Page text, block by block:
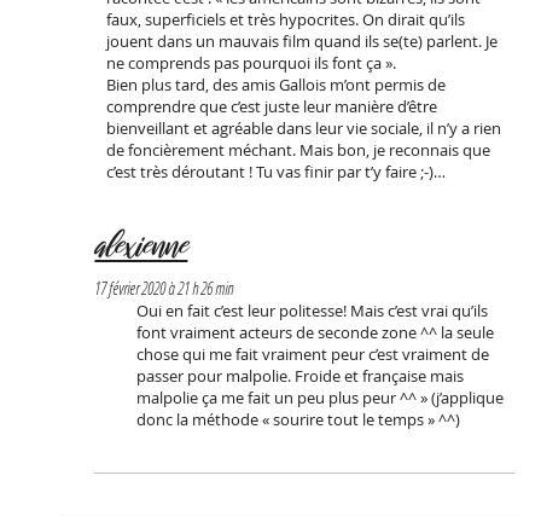
faux, superficiels et très hypocrites. On dirait qu’ils
jouent dans un mauvais film quand ils se(te) parlent. Je
ne comprends pas pourquoi ils font ça ».
Bien plus tard, des amis Gallois m’ont permis de
comprendre que c’est juste leur manière d’être
bienveillant et agréable dans leur vie sociale, il n’y a rien
de foncièrement méchant. Mais bon, je reconnais que
c’est très déroutant ! Tu vas finir par t’y faire ;-)…
alexienne
17 février 2020 à 21 h 26 min
Oui en fait c’est leur politesse! Mais c’est vrai qu’ils
font vraiment acteurs de seconde zone ^^ la seule
chose qui me fait vraiment peur c’est vraiment de
passer pour malpolie. Froide et française mais
malpolie ça me fait un peu plus peur ^^ » (j’applique
donc la méthode « sourire tout le temps » ^^)